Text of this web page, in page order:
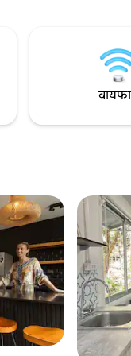
जीवजंतूंचा